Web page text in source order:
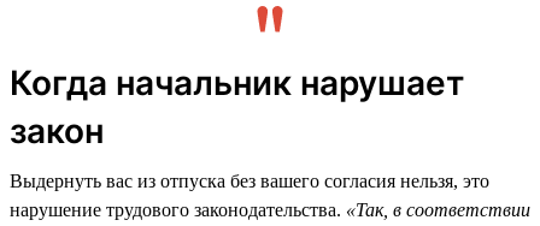
Когда начальник нарушает
закон
Выдернуть вас из отпуска без вашего согласия нельзя, это
нарушение трудового законодательства. «Так, в соответствии